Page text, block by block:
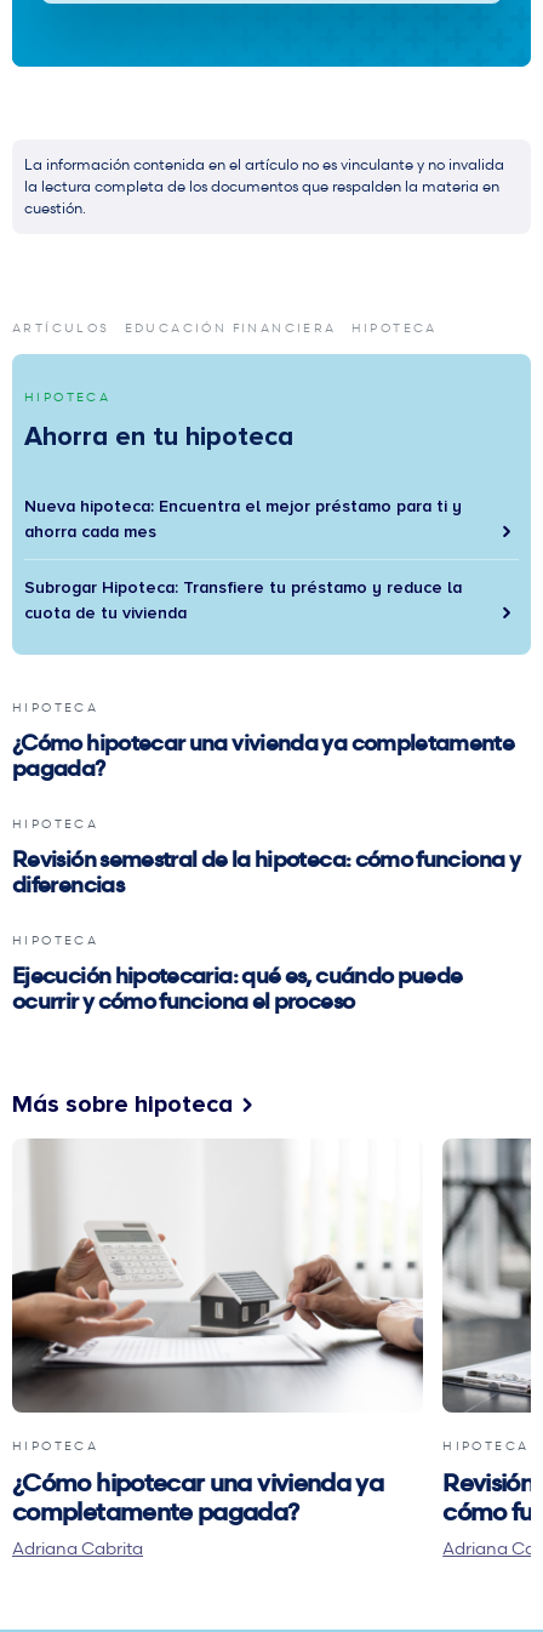
La información contenida en el artículo no es vinculante y no invalida
la lectura completa de los documentos que respalden la materia en
cuestión.
ARTÍCULOS EDUCACIÓN FINANCIERA HIPOTECA
HIPOTECA
Ahorra en tu hipoteca
Nueva hipoteca: Encuentra el mejor préstamo para ti y
ahorra cada mes
Subrogar Hipoteca: Transfiere tu préstamo y reduce la
cuota de tu vivienda
HIPOTECA
¿Cómo hipotecar una vivienda ya completamente
pagada?
HIPOTECA
Revisión semestral de la hipoteca: cómo funciona y
diferencias
HIPOTECA
Ejecución hipotecaria: qué es, cuándo puede
ocurrir y cómo funciona el proceso
Más sobre hipoteca
HIPOTECA
¿Cómo hipotecar una vivienda ya
completamente pagada?
Adriana Cabrita
HIPOTECA
cómo
Adriana